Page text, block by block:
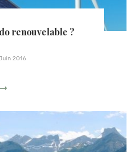
renouvelable ?
2016